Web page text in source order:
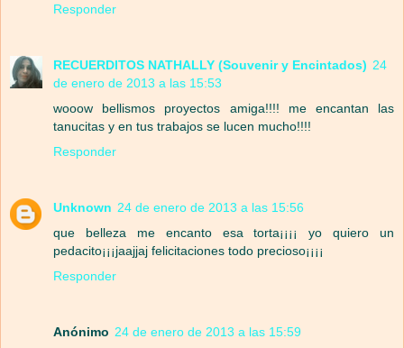
Responder
RECUERDITOS NATHALLY (Souvenir y Encintados) 24
de enero de 2013 a las 15:53
wooow bellismos proyectos amiga!!!! me encantan las
tanucitas y en tus trabajos se lucen mucho!!!!
Responder
Unknown 24 de enero de 2013 a las 15:56
que belleza me encanto esa torta¡¡¡¡ yo quiero un
pedacito¡¡¡jaajjaj felicitaciones todo precioso¡¡¡¡
Responder
Anónimo 24 de enero de 2013 a las 15:59